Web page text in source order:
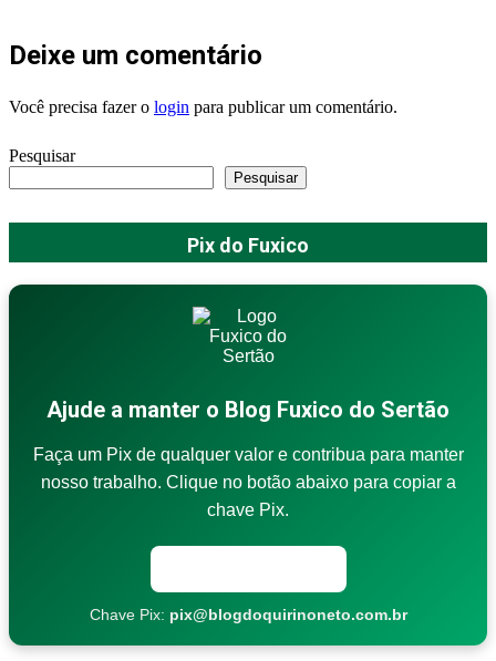
Deixe um comentário
Você precisa fazer o login para publicar um comentário.
Pesquisar
Pesquisar
Pix do Fuxico
Ajude a manter o Blog Fuxico do Sertão
Faça um Pix de qualquer valor e contribua para manter
nosso trabalho. Clique no botão abaixo para copiar a
chave Pix.
Chave Pix: pix@blogdoquirinoneto.com.br